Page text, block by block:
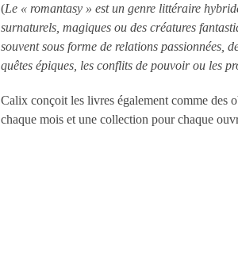
(Le « romantasy » est un genre littéraire
surnaturels, magiques ou des créatures
souvent sous forme de relations passionnées,
quêtes épiques, les conflits de pouvoir ou les
Calix conçoit les livres également comme des
chaque mois et une collection pour chaque